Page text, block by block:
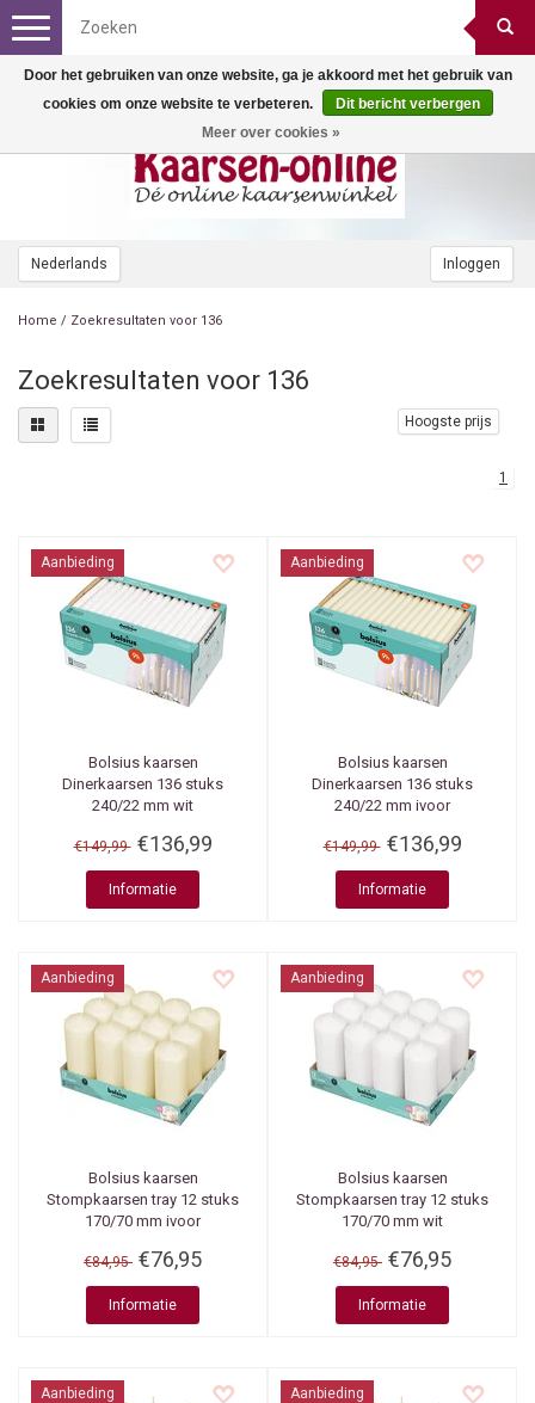
Nederlands Inloggen
Toggle
navigation
Home / Zoekresultaten voor 136
Zoekresultaten voor 136
Hoogste prijs
1
Aanbieding
Bolsius kaarsen
Dinerkaarsen 136 stuks
240/22 mm wit
€149,99 €136,99
Informatie
Aanbieding
Bolsius kaarsen
Dinerkaarsen 136 stuks
240/22 mm ivoor
€149,99 €136,99
Informatie
Aanbieding
Bolsius kaarsen
Stompkaarsen tray 12 stuks
170/70 mm ivoor
€84,95 €76,95
Informatie
Aanbieding
Bolsius kaarsen
Stompkaarsen tray 12 stuks
170/70 mm wit
€84,95 €76,95
Informatie
Aanbieding Aanbieding
Door het gebruiken van onze website, ga je akkoord met het gebruik van
cookies om onze website te verbeteren.
Dit bericht verbergen
Meer over cookies »